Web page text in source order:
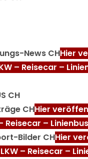
News CHHier
– Reisecar –
CH
CHHier
Reisecar –
Bilder CHHier
– Reisecar –